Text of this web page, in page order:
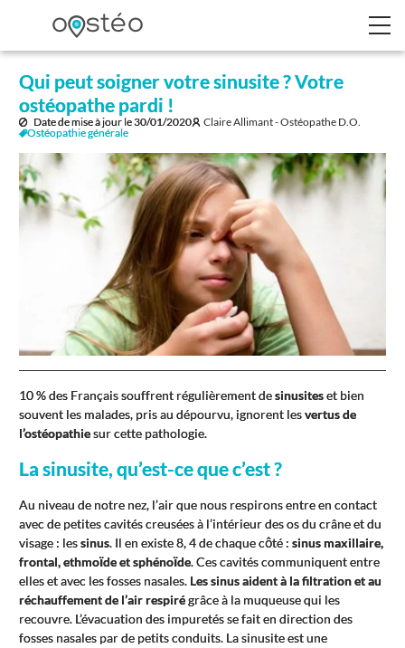
Qui peut soigner votre sinusite ? Votre
ostéopathe pardi !
Date de mise à jour le30/01/2020
Claire Allimant - Ostéopathe D.O.
Ostéopathie générale
10 % des Français souffrent régulièrement desinusiteset bien
souvent les malades, pris au dépourvu, ignorent lesvertus de
l’ostéopathiesur cette pathologie.
La sinusite, qu’est-ce que c’est ?
Au niveau de notre nez, l’air que nous respirons entre en contact
avec de petites cavités creusées à l’intérieur des os du crâne et du
visage : lessinus. Il en existe 8, 4 de chaque côté : sinus maxillaire,
frontal, ethmoïde et sphénoïde. Ces cavités communiquent entre
elles et avec les fosses nasales. Les sinus aident à la filtration et au
réchauffement de l’air respirégrâce à la muqueuse qui les
recouvre. L’évacuation des impuretés se fait en direction des
fosses nasales par de petits conduits. La sinusite est une